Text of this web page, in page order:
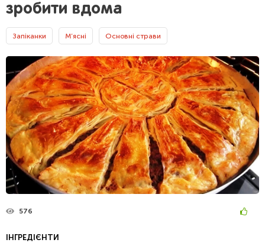
зробити вдома
Запіканки М’ясні Основні страви
576
ІНГРЕДІЄНТИ